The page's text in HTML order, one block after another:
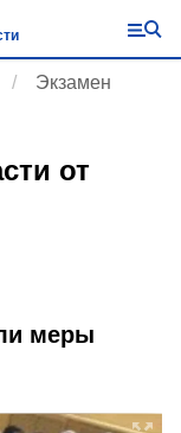
Экзамен
от
меры